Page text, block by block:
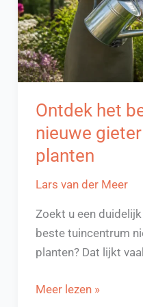
Ontdek het
nieuwe
planten
Lars van der Meer
Zoekt u een
beste tuincentrum
planten? Dat lijkt
Ontdek
Meer lezen »